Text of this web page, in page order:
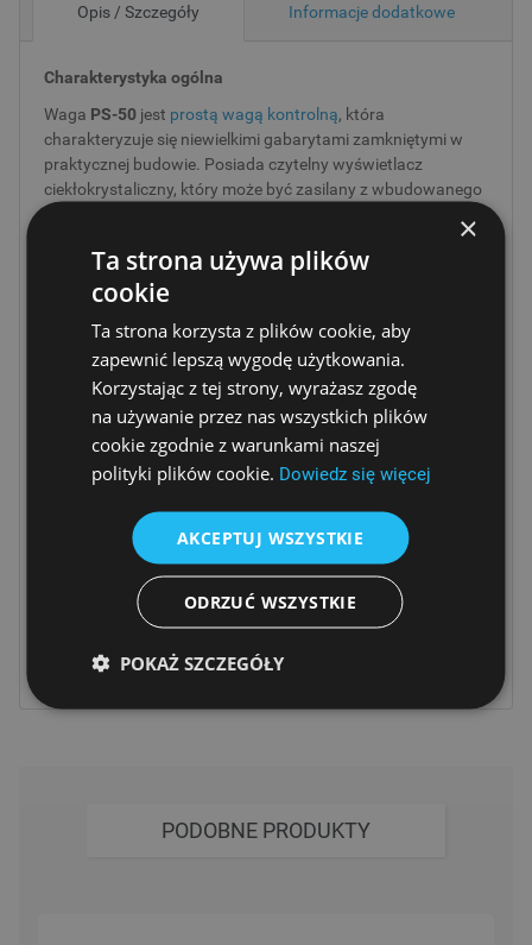
Opis / Szczegóły Informacje dodatkowe
Charakterystyka ogólna
Waga PS-50 jest prostą wagą kontrolną, która
charakteryzuje się niewielkimi gabarytami zamkniętymi w
praktycznej budowie. Posiada czytelny wyświetlacz
ciekłokrystaliczny, który może być zasilany z wbudowanego
Przeznaczenie i zastosowanie
Waga jest dedykowana tam, gdzie głównym kryterium jest
wymagania dotyczące czasu pracy na baterii.
Cechy i zalety użytkowe
stabilny i odporny na drgania oraz przeciążenia układ
pomiarowy,
duże, podświetlane wyświetlacze LCD,
łatwość utrzymania w czystości,
wbudowany akumulator zapewniający do 100 godzin
pracy bez zasilania sieciowego,
możliwość pracy w temperaturach ujemnych do -10° C,
PODOBNE PRODUKTY
×
Ta strona używa plików
cookie
Ta strona korzysta z plików cookie, aby
zapewnić lepszą wygodę użytkowania.
Korzystając z tej strony, wyrażasz zgodę
na używanie przez nas wszystkich plików
cookie zgodnie z warunkami naszej
polityki plików cookie. Dowiedz się więcej
AKCEPTUJ WSZYSTKIE
ODRZUĆ WSZYSTKIE
POKAŻ SZCZEGÓŁY